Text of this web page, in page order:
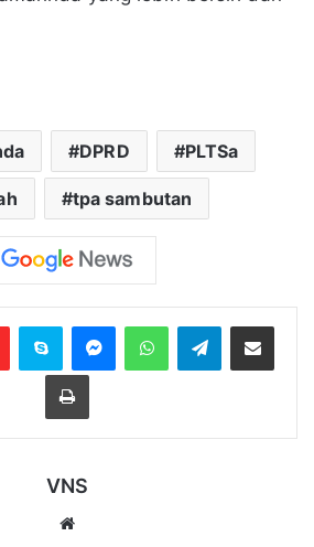
DPRD PLTSa
tpa sambutan
FlipboardSkype MessengerWhatsAppTelegramBagikan melalui Email
Cetak
VNS